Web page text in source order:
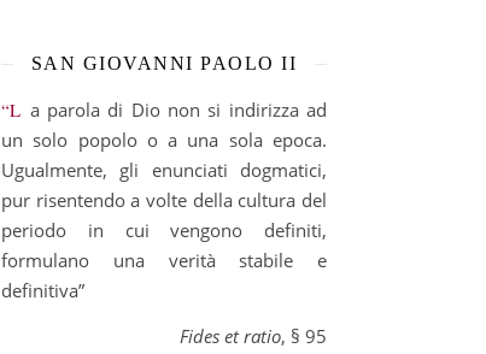
SAN GIOVANNI PAOLO II
“La parola di Dio non si indirizza ad
un solo popolo o a una sola epoca.
Ugualmente, gli enunciati dogmatici,
pur risentendo a volte della cultura del
periodo in cui vengono definiti,
formulano una verità stabile e
definitiva”
Fides et ratio, § 95